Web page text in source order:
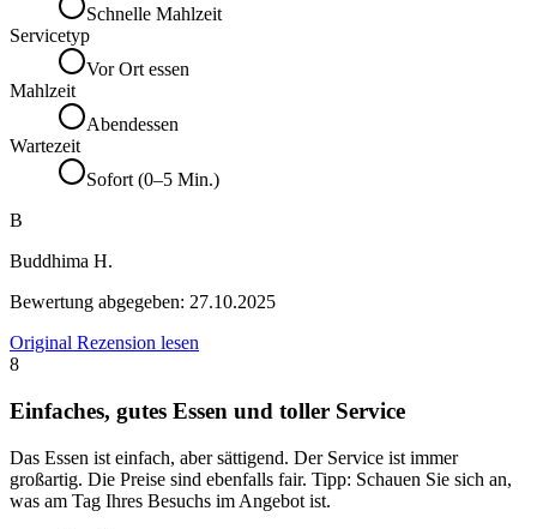
Schnelle Mahlzeit
Servicetyp
Vor Ort essen
Mahlzeit
Abendessen
Wartezeit
Sofort (0–5 Min.)
B
Buddhima H.
Bewertung abgegeben: 27.10.2025
Original Rezension lesen
8
Einfaches, gutes Essen und toller Service
Das Essen ist einfach, aber sättigend. Der Service ist immer
großartig. Die Preise sind ebenfalls fair. Tipp: Schauen Sie sich an,
was am Tag Ihres Besuchs im Angebot ist.